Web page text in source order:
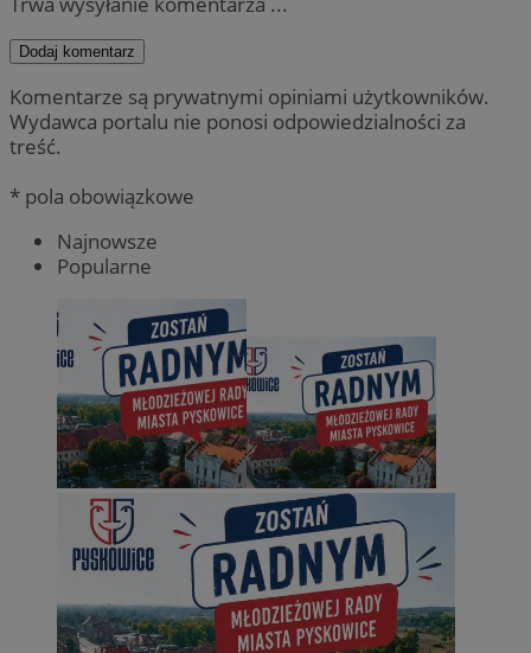
Dodaj komentarz
Komentarze są prywatnymi opiniami użytkowników.
Wydawca portalu nie ponosi odpowiedzialności za
treść.
* pola obowiązkowe
Najnowsze
Popularne